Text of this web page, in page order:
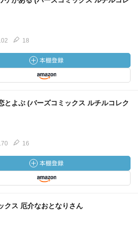
18
とよぶ (バーズコミックス ルチルコレク
16
クス 厄介なおとなりさん